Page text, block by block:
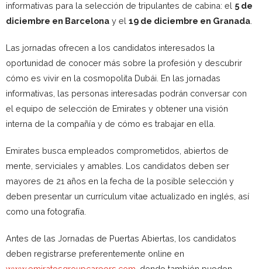
informativas para la selección de tripulantes de cabina: el 5 de
diciembre en Barcelona y el 19 de diciembre en Granada
Las jornadas ofrecen a los candidatos interesados la
oportunidad de conocer más sobre la profesión y descubrir
cómo es vivir en la cosmopolita Dubái. En las jornadas
informativas, las personas interesadas podrán conversar con
el equipo de selección de Emirates y obtener una visión
interna de la compañía y de cómo es trabajar en ella.
Emirates busca empleados comprometidos, abiertos de
mente, serviciales y amables. Los candidatos deben ser
mayores de 21 años en la fecha de la posible selección y
deben presentar un currículum vitae actualizado en inglés, así
como una fotografía.
Antes de las Jornadas de Puertas Abiertas, los candidatos
deben registrarse preferentemente online en